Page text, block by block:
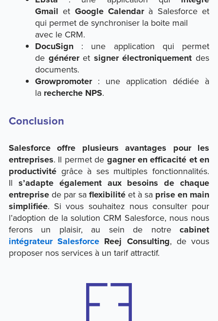
Gmail et Google Calendarà Salesforce et
qui permet de synchroniser la boite mail
avec le CRM.
DocuSign: une application qui permet
de généreret signer électroniquement des
documents.
Growpromoter: une application dédiée à
la recherche NPS.
Conclusion
Salesforce offre plusieurs avantages pour les
entreprises. Il permet de gagner en efficacité et en
productivitégrâce à ses multiples fonctionnalités.
Il s’adapte également aux besoins de chaque
entreprisede par sa flexibilitéet à sa prise en main
simplifiée. Si vous souhaitez nous consulter pour
l’adoption de la solution CRM Salesforce, nous nous
ferons un plaisir, au sein de notrecabinet
intégrateur Salesforce Reej Consulting, de vous
proposer nos services à un tarif attractif.